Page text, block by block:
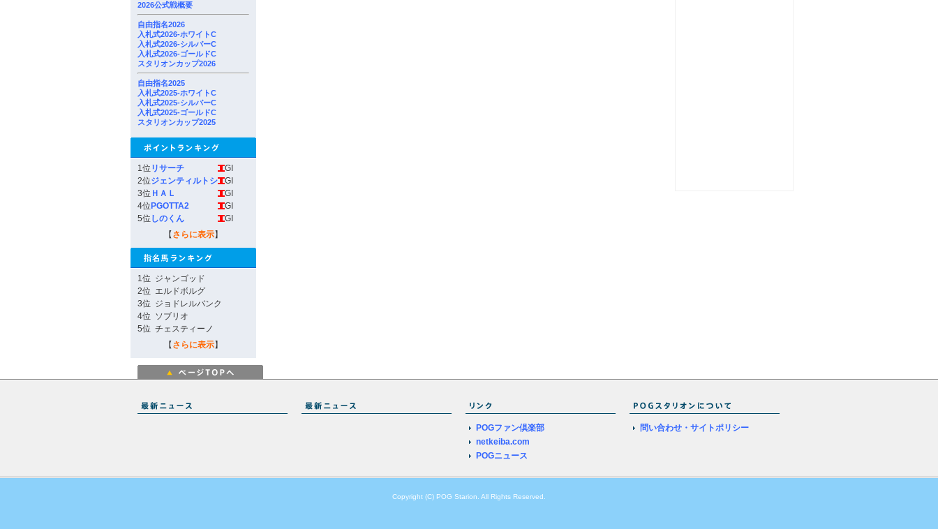
2026公式戦概要
自由指名2026
入札式2026-ホワイトC
入札式2026-シルバーC
入札式2026-ゴールドC
スタリオンカップ2026
自由指名2025
入札式2025-ホワイトC
入札式2025-シルバーC
入札式2025-ゴールドC
スタリオンカップ2025
1位 リサーチ
GI
2位ジェンティルトシ
GI
3位 ＨＡＬ
GI
4位 PGOTTA2
GI
5位 しのくん
GI
【 さらに表示】
1位 ジャンゴッド
2位 エルドボルグ
3位 ジョドレルバンク
4位 ソブリオ
5位 チェスティーノ
【 さらに表示】
POGファン倶楽部
netkeiba.com
POGニュース
問い合わせ・サイトポリシー
Copyright (C) POG Starion. All Rights Reserved.